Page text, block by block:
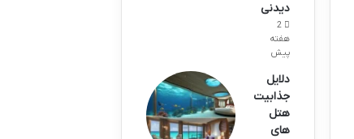
دیدنی
2
هفته
پیش
دلایل
جذابیت
هتل
های